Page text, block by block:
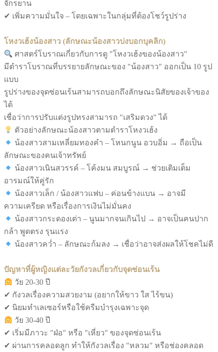
จักรยาน
✔ เพิ่มความมั่นใจ – โดยเฉพาะในกลุ่มที่ต้องโชว์รูปร่าง
โหงวเฮ้งน้องสาว (ลักษณะน้องสาวบ่งบอกบุคลิก)
ศาสตร์โบราณเกี่ยวกับการดู "โหงวเฮ้งของน้องสาว"
มีตำราโบราณที่บรรยายลักษณะของ "น้องสาว" ออกเป็น 10 รูป
แบบ
รูปร่างของจุดซ่อนเร้นสามารถบอกถึงลักษณะนิสัยของเจ้าของ
ได้
เชื่อว่าการปรับแต่งรูปทรงสามารถ "เสริมดวง" ได้
ตัวอย่างลักษณะน้องสาวตามตำราโหงวเฮ้ง
น้องสาวสามเหลี่ยมทองคำ – โหนกนูน อวบอิ่ม → ถือเป็น
ลักษณะของคนเจ้าทรัพย์
น้องสาวเนินสวรรค์ – โค้งมน สมบูรณ์ → ช่วยเติมเต็ม
อารมณ์ให้คู่รัก
น้องสาวเล็ก / น้องสาวแฟบ – ค่อนข้างแบน → อาจมี
ความเครียด หรือเรื่องการเงินไม่มั่นคง
น้องสาวกระดองเต่า – นูนมากจนเกินไป → อาจเป็นคนปาก
กล้า พูดตรง รุนแรง
น้องสาวคว่ำ – ลักษณะก้มลง → เชื่อว่าอาจส่งผลให้โชคไม่ดี
ปัญหาที่ผู้หญิงแต่ละวัยกังวลเกี่ยวกับจุดซ่อนเร้น
วัย 20-30 ปี
✔ กังวลเรื่องความสวยงาม (อยากให้ขาว ใส ไร้ขน)
✔ นิยมทำเลเซอร์หรือใช้ครีมบำรุงเฉพาะจุด
วัย 30-40 ปี
✔ เริ่มมีภาวะ "ฝ่อ" หรือ "เหี่ยว" ของจุดซ่อนเร้น
✔ ผ่านการคลอดลูก ทำให้กังวลเรื่อง "หลวม" หรือช่องคลอด